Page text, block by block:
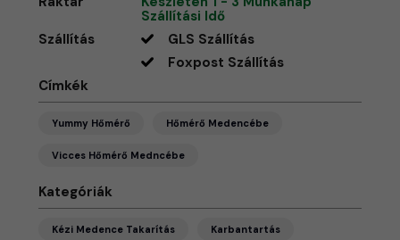
Szállítási Idő
Szállítás
GLS Szállítás
Foxpost Szállítás
Címkék
Yummy Hőmérő Hőmérő Medencébe
Vicces Hőmérő Medncébe
Kategóriák
Kézi Medence Takarítás Karbantartás